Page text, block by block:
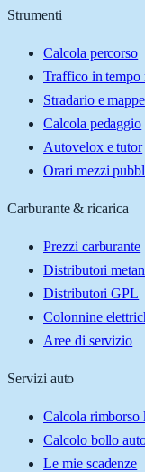
Strumenti
Calcola percorso
Traffico in tempo
Stradario e mappe
Calcola pedaggio
Autovelox e tutor
Orari mezzi
Carburante & ricarica
Prezzi carburante
Distributori
Distributori GPL
Colonnine
Aree di servizio
Servizi auto
Calcola rimborso
Calcolo bollo
Le mie scadenze